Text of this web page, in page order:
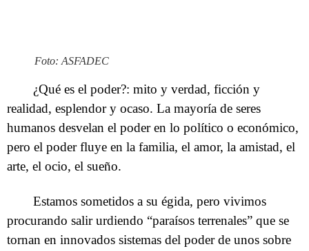
Foto: ASFADEC
¿Qué es el poder?: mito y verdad, ficción y
realidad, esplendor y ocaso. La mayoría de seres
humanos desvelan el poder en lo político o económico,
pero el poder fluye en la familia, el amor, la amistad, el
arte, el ocio, el sueño.
Estamos sometidos a su égida, pero vivimos
procurando salir urdiendo “paraísos terrenales” que se
tornan en innovados sistemas del poder de unos sobre